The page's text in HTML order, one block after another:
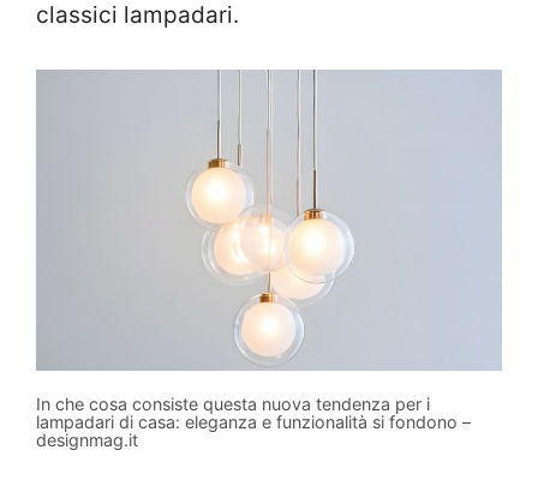
classici lampadari.
In che cosa consiste questa nuova tendenza per i
lampadari di casa: eleganza e funzionalità si fondono –
designmag.it